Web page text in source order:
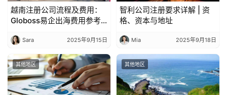
越南注册公司流程及费用：
Globoss易企出海费用参考
Sara 2025年9月15日
智利公司注册要求详解 | 资
格、资本与地址
Mia 2025年9月18日
其他地区 其他地区